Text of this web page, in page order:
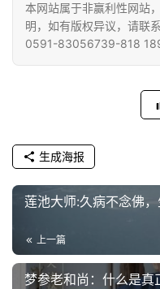
教
艺
术
规
免
声
明
本网站属于非赢利性网站
明，如有版权异议，请联
0591-83056739-818
生成海报
莲池大师:久病不念佛，
上一篇
梦参老和尚：什么是真